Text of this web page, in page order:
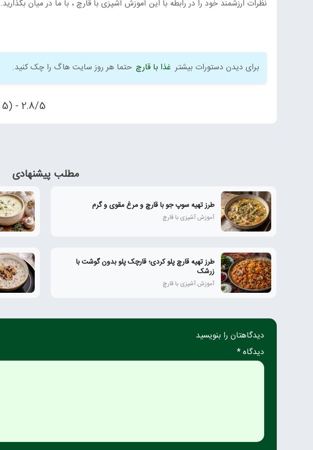
نظرات ارزشمند خود را در رابطه با این آموزش آشپزی با قارچ ، با ما در میان بگذارید.
برای دیدن دستورات بیشتر غذا با قارچ حتما هر روز سایت هاگ را چک کنید.
2.8/5 - (5 امتیاز)
مطلب پیشنهادی
طرز تهیه سوپ جو با قارچ و مرغ مقوی و گرم
آموزش آشپزی با قارچ
طرز تهیه قارچ پلو کردی؛ قارچک پلو بدون گوشت با
زرشک
آموزش آشپزی با قارچ
دیدگاهتان را بنویسید
دیدگاه *